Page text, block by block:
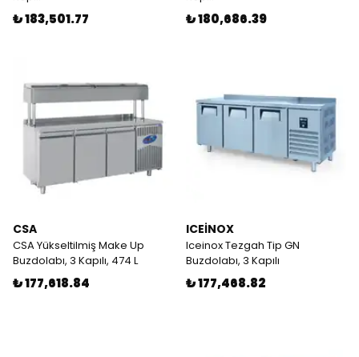
₺ 183,501.77 ₺ 180,686.39
CSA
CSA Yükseltilmiş Make Up
Buzdolabı, 3 Kapılı, 474 L
₺ 177,618.84
ICEİNOX
Iceinox Tezgah Tip GN
Buzdolabı, 3 Kapılı
₺ 177,468.82